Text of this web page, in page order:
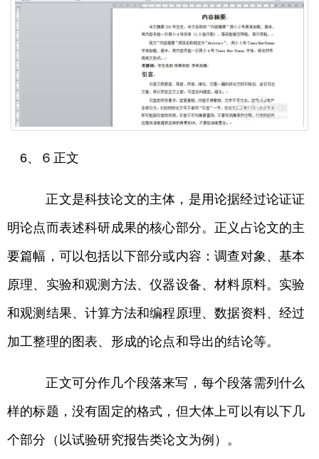
6、６正文
正文是科技论文的主体，是用论据经过论证证
明论点而表述科研成果的核心部分。正义占论文的主
要篇幅，可以包括以下部分或内容：调查对象、基本
原理、实验和观测方法、仪器设备、材料原料。实验
和观测结果、计算方法和编程原理、数据资料、经过
加工整理的图表、形成的论点和导出的结论等。
正文可分作几个段落来写，每个段落需列什么
样的标题，没有固定的格式，但大体上可以有以下几
个部分（以试验研究报告类论文为例）。